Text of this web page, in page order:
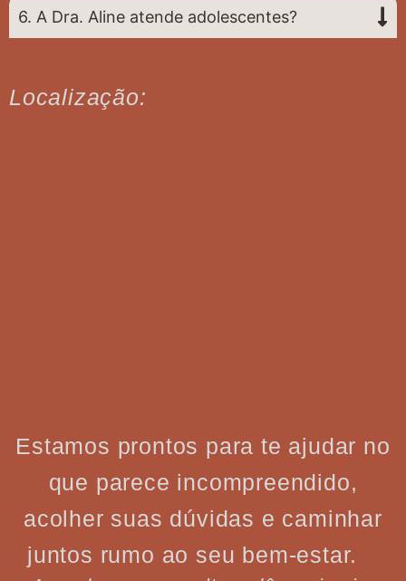
6. A Dra. Aline atende adolescentes?
Localização:
Estamos prontos para te ajudar no
que parece incompreendido,
acolher suas dúvidas e caminhar
juntos rumo ao seu bem-estar.